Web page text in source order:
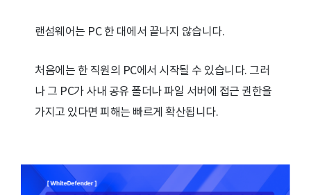
랜섬웨어는 PC 한 대에서 끝나지 않습니다.
처음에는 한 직원의 PC에서 시작될 수 있습니다. 그러
나 그 PC가 사내 공유 폴더나 파일 서버에 접근 권한을
가지고 있다면 피해는 빠르게 확산됩니다.